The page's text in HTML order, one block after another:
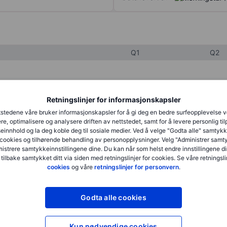
Retningslinjer for informasjonskapsler
våre bruker informasjonskapsler for å gi deg en bedre surfeopplevelse
optimalisere og analysere driften av nettstedet, samt for å levere personlig
og la deg koble deg til sosiale medier. Ved å velge "Godta alle"
og tilhørende behandling av personopplysninger. Velg "Administrer
samtykkeinnstillingene dine. Du kan når som helst endre innstillingene
samtykket ditt via siden med retningslinjer for cookies. Se våre
cookies og våre retningslinjer for personvern.
Godta alle cookies
Q1 Q2
XXXXXXX
XXXXXXX XXXXXXX
XXXXXXX XXXXXXX
XXXXXXX